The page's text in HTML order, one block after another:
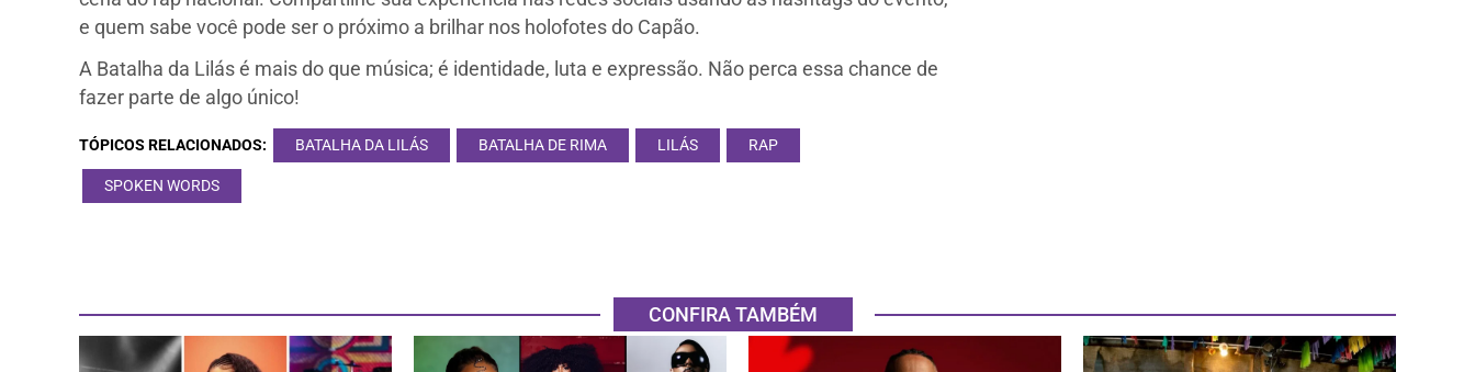
e quem sabe você pode ser o próximo a brilhar nos holofotes do Capão.
A Batalha da Lilás é mais do que música; é identidade, luta e expressão. Não perca essa chance de
fazer parte de algo único!
TÓPICOS RELACIONADOS: BATALHA DA LILÁS BATALHA DE RIMA LILÁS RAP
SPOKEN WORDS
CONFIRA TAMBÉM